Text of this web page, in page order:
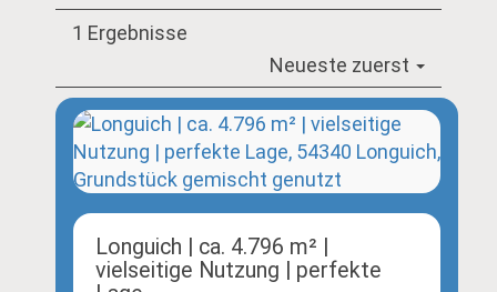
1 Ergebnisse
Neueste zuerst
Longuich | ca. 4.796 m² |
vielseitige Nutzung | perfekte